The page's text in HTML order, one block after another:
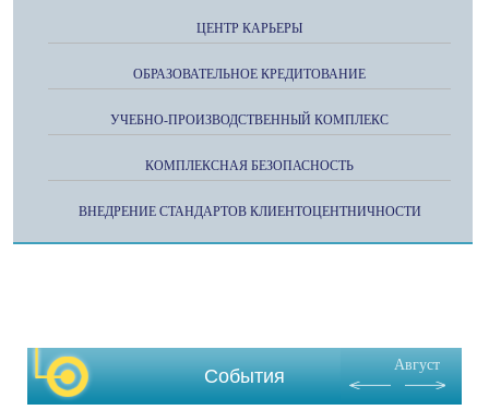
ЦЕНТР КАРЬЕРЫ
ОБРАЗОВАТЕЛЬНОЕ КРЕДИТОВАНИЕ
УЧЕБНО-ПРОИЗВОДСТВЕННЫЙ КОМПЛЕКС
КОМПЛЕКСНАЯ БЕЗОПАСНОСТЬ
ВНЕДРЕНИЕ СТАНДАРТОВ КЛИЕНТОЦЕНТНИЧНОСТИ
События
Август